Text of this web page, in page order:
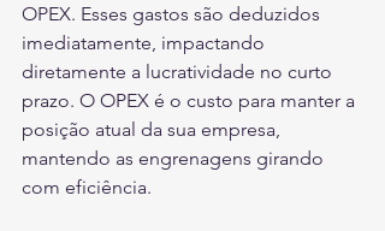
OPEX. Esses gastos são deduzidos
imediatamente, impactando
diretamente a lucratividade no curto
prazo. O OPEX é o custo para manter a
posição atual da sua empresa,
mantendo as engrenagens girando
com eficiência.